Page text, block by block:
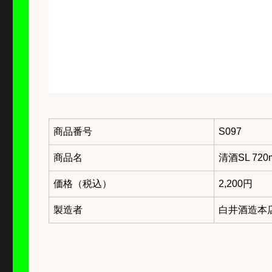
商品番号 S097
商品名 清酒SL
価格（税込） 2,200円
製造者 白井酒造本